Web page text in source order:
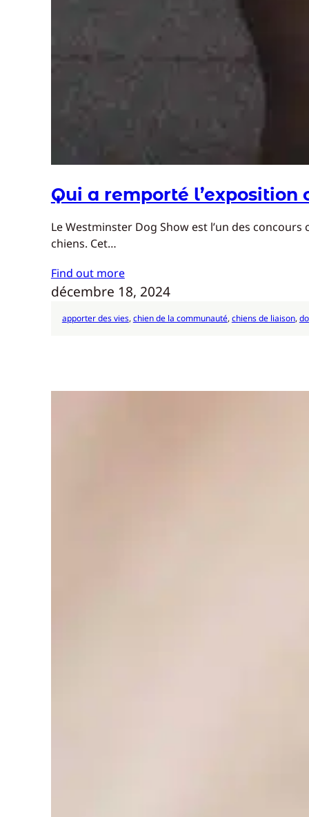
Qui a remporté
Le Westminster Dog Show est l’un des
chiens. Cet…
Find out more
décembre 18, 2024
apporter des vies, chien de la communauté, chiens de liaison,